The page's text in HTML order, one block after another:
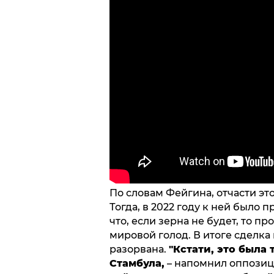
По словам Фейгина, отчасти
Тогда, в 2022 году к ней было
что, если зерна не будет, то
мировой голод. В итоге
разорвана. "Кстати, это была
Стамбула, – напомнил